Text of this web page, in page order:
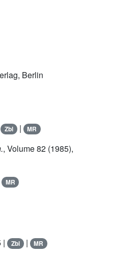
Berlin
Zbl | MR
, Volume 82 (1985),
MR
| Zbl | MR